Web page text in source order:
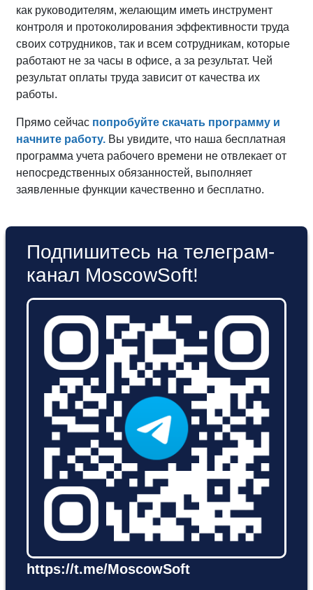
как руководителям, желающим иметь инструмент
контроля и протоколирования эффективности труда
своих сотрудников, так и всем сотрудникам, которые
работают не за часы в офисе, а за результат. Чей
результат оплаты труда зависит от качества их
работы.
Прямо сейчас попробуйте скачать программу и
начните работу. Вы увидите, что наша бесплатная
программа учета рабочего времени не отвлекает от
непосредственных обязанностей, выполняет
заявленные функции качественно и бесплатно.
Подпишитесь на телеграм-
канал MoscowSoft!
https://t.me/MoscowSoft